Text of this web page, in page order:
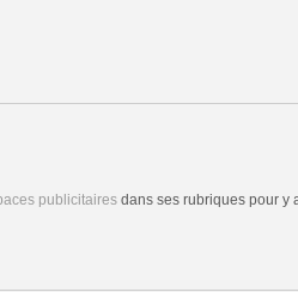
publicitairesdans ses rubriques pour y